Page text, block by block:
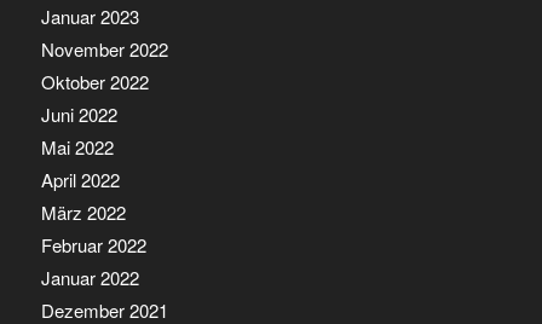
Januar 2023
November 2022
Oktober 2022
Juni 2022
Mai 2022
April 2022
März 2022
Februar 2022
Januar 2022
Dezember 2021